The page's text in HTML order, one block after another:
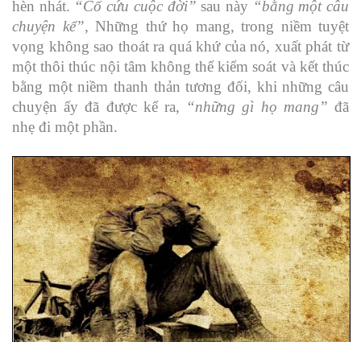
hèn nhát. “Cố cứu cuộc đời” sau này “bằng một câu
chuyện kể”, Những thứ họ mang, trong niềm tuyệt
vọng không sao thoát ra quá khứ của nó, xuất phát từ
một thôi thúc nội tâm không thể kiểm soát và kết thúc
bằng một niềm thanh thản tương đối, khi những câu
chuyện ấy đã được kể ra, “những gì họ mang” đã
nhẹ đi một phần.